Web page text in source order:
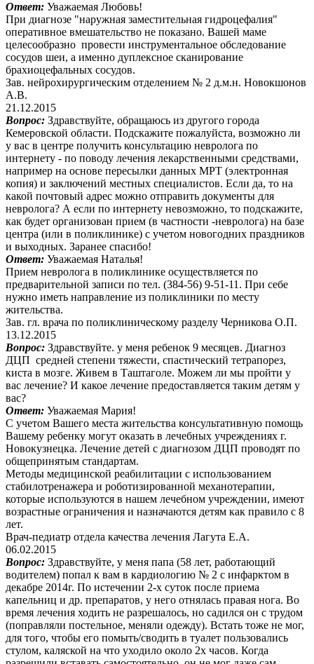
Ответ: Уважаемая Любовь!
При диагнозе "наружная заместительная гидроцефалия"
оперативное вмешательство не показано. Вашей маме
целесообразно провести инструментальное обследование
сосудов шеи, а именно дуплексное сканирование
брахиоцефальных сосудов.
Зав. нейрохирургическим отделением № 2 д.м.н. Новокшонов
А.В.
21.12.2015
Вопрос: Здравствуйте, обращаюсь из другого города
Кемеровской области. Подскажите пожалуйста, возможно ли
у вас в центре получить консультацию невролога по
интернету - по поводу лечения лекарственными средствами,
например на основе пересылки данных МРТ (электронная
копия) и заключений местных специалистов. Если да, то на
какой почтовый адрес можно отправить документы для
невролога? А если по интернету невозможно, то подскажите,
как будет организован прием (в частности -невролога) на базе
центра (или в поликлинике) с учетом новогодних праздников
и выходных. Заранее спасибо!
Ответ: Уважаемая Наталья!
Прием невролога в поликлинике осуществляется по
предварительной записи по тел. (384-56) 9-51-11. При себе
нужно иметь направление из поликлиники по месту
жительства.
Зав. гл. врача по поликлиническому разделу Черникова О.П.
13.12.2015
Вопрос: Здравствуйте. у меня ребенок 9 месяцев. Диагноз
ДЦП средней степени тяжести, спастический тетрапорез,
киста в мозге. Живем в Таштаголе. Можем ли мы пройти у
вас лечение? И какое лечение предоставляется таким детям у
вас?
Ответ: Уважаемая Мария!
С учетом Вашего места жительства консультативную помощь
Вашему ребенку могут оказать в лечебных учреждениях г.
Новокузнецка. Лечение детей с диагнозом ДЦП проводят по
общепринятым стандартам.
Методы медицинской реабилитации с использованием
стабилотренажера и роботизированной механотерапии,
которые используются в нашем лечебном учреждении, имеют
возрастные ограничения и назначаются детям как правило с 8
лет.
Врач-педиатр отдела качества лечения Лагута Е.А.
06.02.2015
Вопрос: Здравствуйте, у меня папа (58 лет, работающий
водителем) попал к вам в кардиологию № 2 с инфарктом в
декабре 2014г. По истечении 2-х суток после приема
капельниц и др. препаратов, у него отнялась правая нога. Во
время лечения ходить не разрешалось, но садился он с трудом
(поправляли постельное, меняли одежду). Встать тоже не мог,
для того, чтобы его помыть/сводить в туалет пользовались
стулом, каляской на что уходило около 2х часов. Когда